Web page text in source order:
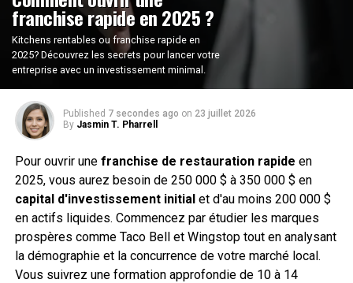
franchise rapide en 2025 ?
Kitchens rentables ou franchise rapide en
2025? Découvrez les secrets pour lancer votre
entreprise avec un investissement minimal.
Published 7 secondes ago on 23 juillet 2026
By Jasmin T. Pharrell
Pour ouvrir une franchise de restauration rapide en
2025, vous aurez besoin de 250 000 $ à 350 000 $ en
capital d'investissement initialet d'au moins 200 000 $
en actifs liquides. Commencez par étudier les marques
prospères comme Taco Bell et Wingstop tout en analysant
la démographie et la concurrence de votre marché local.
Vous suivrez une formation approfondie de 10 à 14